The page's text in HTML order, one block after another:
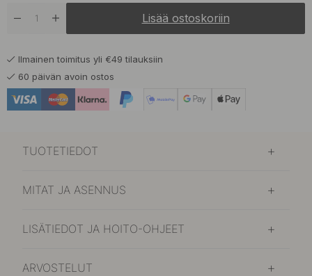
Lisää ostoskoriin
Ilmainen toimitus yli €49 tilauksiin
60 päivän avoin ostos
TUOTETIEDOT
MITAT JA ASENNUS
LISÄTIEDOT JA HOITO-OHJEET
ARVOSTELUT